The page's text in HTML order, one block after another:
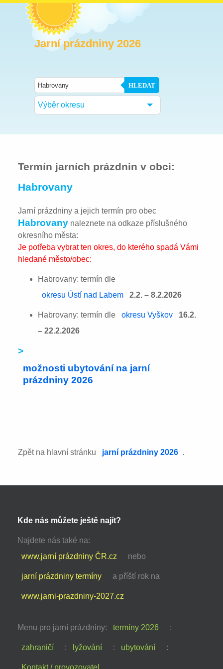
Jarní prázdniny 2026
HLEDAT
Výběr okresu
Termín jarních prázdnin v obci:
Habrovany
Jarní prázdniny a jejich termín pro obec
Habrovany naleznete na odkaze příslušného
okresního města:
Je potřeba vybrat ten okres, do kterého spadá Vámi
hledané město/obec:
Habrovany: termín dle
okresu Ústí nad Labem
2.2. – 8.2.2026
Habrovany: termín dle okresu Vyškov
16.2.
– 22.2.2026
>
možnosti ubytování na jarní
prázdniny 2026
Zpět na hlavní stránku jarní prázdniny 2026 .
Kde nás můžete ještě najít?
Najdete nás také na:
www.jarní prázdniny ČR.cz
nebo
jarní prázdniny termíny a příští rok na
www.jarni-prazdniny-2027.cz
Menu pro jarní prázdniny: termíny 2026 :
zahraničí : lyžování : ubytování :